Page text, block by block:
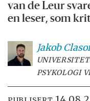
van de Leur
en leser, som
Jakob
PSYKOLOGI